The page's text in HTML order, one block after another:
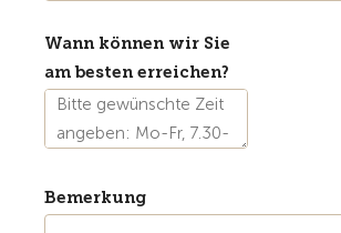
Wann können wir Sie
am besten erreichen?
Bemerkung